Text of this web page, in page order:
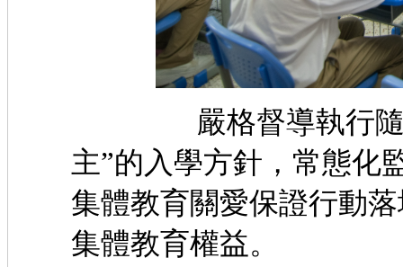
嚴格督導執行隨遷
主”的入學方針，常態化
集體教育關愛保證行動
集體教育權益。 只